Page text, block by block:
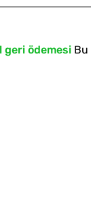
geri ödemesi Bu